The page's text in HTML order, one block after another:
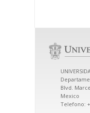
Blvd.
Mexico
Telefono: